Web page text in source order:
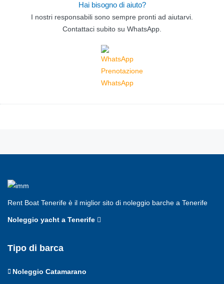
Hai bisogno di aiuto?
I nostri responsabili sono sempre pronti ad aiutarvi.
Contattaci subito su WhatsApp.
Prenotazione
WhatsApp
Rent Boat Tenerife è il miglior sito di noleggio barche a Tenerife
Noleggio yacht a Tenerife
Tipo di barca
Noleggio Catamarano